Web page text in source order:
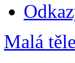
Malá